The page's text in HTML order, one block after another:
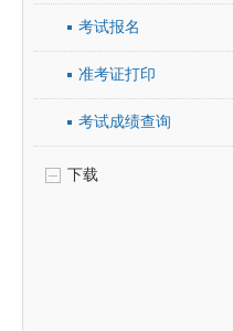
考试报名
准考证打印
考试成绩查询
下载